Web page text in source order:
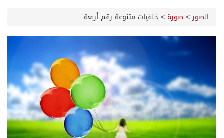
الأهلي “سيد آسيا” ونخبتها.. “الراقي” يُتوج بلقب دوري أبطال آسيا للنخبة 2026
إنفاذًا لتوجيهات خادم الحرمين الشريفين وسمو ولي العهد.. وصول التوأم الملتصق المغربي “سجى وضحى” إلى الرياض
سمو ولي العهد يرأس جلسة مجلس الوزراء في جدة
الصور> صورة >خلفيات متنوعة رقم أربعة